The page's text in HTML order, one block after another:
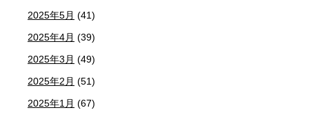
2025年5月 (41)
2025年4月 (39)
2025年3月 (49)
2025年2月 (51)
2025年1月 (67)